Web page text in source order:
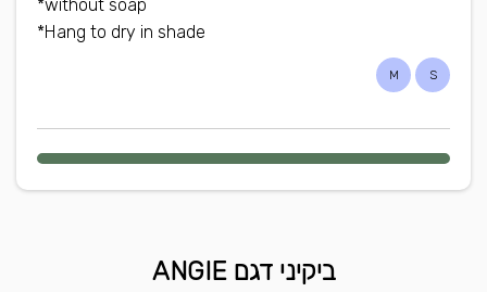
without soap*
Hang to dry in shade*
S
M
ביקיני דגם ANGIE